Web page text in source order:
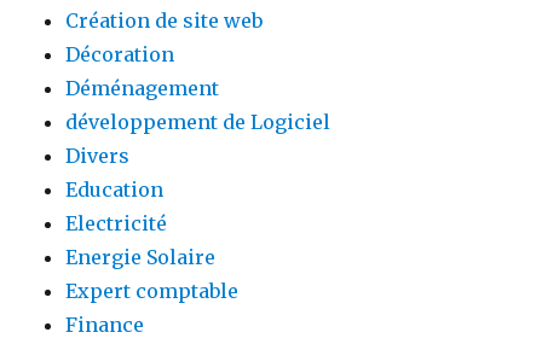
Création de site web
Décoration
Déménagement
développement de Logiciel
Divers
Education
Electricité
Energie Solaire
Expert comptable
Finance